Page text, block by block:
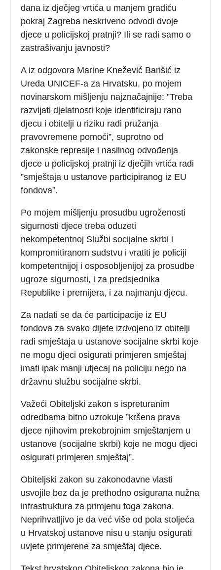
dana iz dječjeg vrtića u manjem gradiću
pokraj Zagreba neskriveno odvodi dvoje
djece u policijskoj pratnji? Ili se radi samo o
zastrašivanju javnosti?
A iz odgovora Marine Knežević Barišić iz
Ureda UNICEF-a za Hrvatsku, po mojem
novinarskom mišljenju najznačajnije: ”Treba
razvijati djelatnosti koje identificiraju rano
djecu i obitelji u riziku radi pružanja
pravovremene pomoći”, suprotno od
zakonske represije i nasilnog odvođenja
djece u policijskoj pratnji iz dječjih vrtića radi
”smještaja u ustanove participiranog iz EU
fondova”.
Po mojem mišljenju prosudbu ugroženosti
sigurnosti djece treba oduzeti
nekompetentnoj Službi socijalne skrbi i
kompromitiranom sudstvu i vratiti je policiji
kompetentnijoj i osposobljenijoj za prosudbe
ugroze sigurnosti, i za predsjednika
Republike i premijera, i za najmanju djecu.
Za nadati se da će participacije iz EU
fondova za svako dijete izdvojeno iz obitelji
radi smještaja u ustanovesocijalne skrbi koje
ne mogu djeci osigurati primjeren smještaj
imati ipak manji utjecaj na policiju nego na
državnu službu socijalne skrbi.
Važeći Obiteljski zakon s ispreturanim
odredbama bitno uzrokuje ”kršena prava
djece njihovim prekobrojnim smještanjem u
ustanove (socijalne skrbi) koje ne mogu djeci
osigurati primjeren smještaj”.
Obiteljski zakon su zakonodavne vlasti
usvojile bez da je prethodno osigurana nužna
infrastruktura za primjenu toga zakona.
Neprihvatljivo je da već više od pola stoljeća
u Hrvatskoj ustanove nisu u stanju osigurati
uvjete primjerene za smještaj djece.